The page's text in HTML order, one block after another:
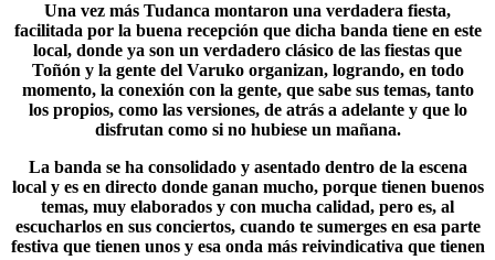
Una vez más Tudanca montaron una verdadera fiesta,
facilitada por la buena recepción que dicha banda tiene en este
local, donde ya son un verdadero clásico de las fiestas que
Toñón y la gente del Varuko organizan, logrando, en todo
momento, la conexión con la gente, que sabe sus temas, tanto
los propios, como las versiones, de atrás a adelante y que lo
disfrutan como si no hubiese un mañana.
La banda se ha consolidado y asentado dentro de la escena
local y es en directo donde ganan mucho, porque tienen buenos
temas, muy elaborados y con mucha calidad, pero es, al
escucharlos en sus conciertos, cuando te sumerges en esa parte
festiva que tienen unos y esa onda más reivindicativa que tienen